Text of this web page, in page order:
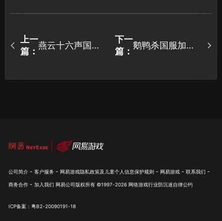
上一
篇：
燕云十六声国际
下一
篇：
鹅鸭杀国服加速
问题！
公司简介 - 客户服务 - 网易游戏隐私政策及儿童个人信息保护规则 - 网易游戏 - 联系我们 -
商务合作 - 加入我们 网易公司版权所有 ©1997-2026 网络游戏行业防沉迷自律公约
ICP备案：粤B2-20090191-18